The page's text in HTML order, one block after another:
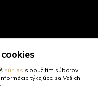
súhlas s použitím súborov
týkajúce sa Vašich